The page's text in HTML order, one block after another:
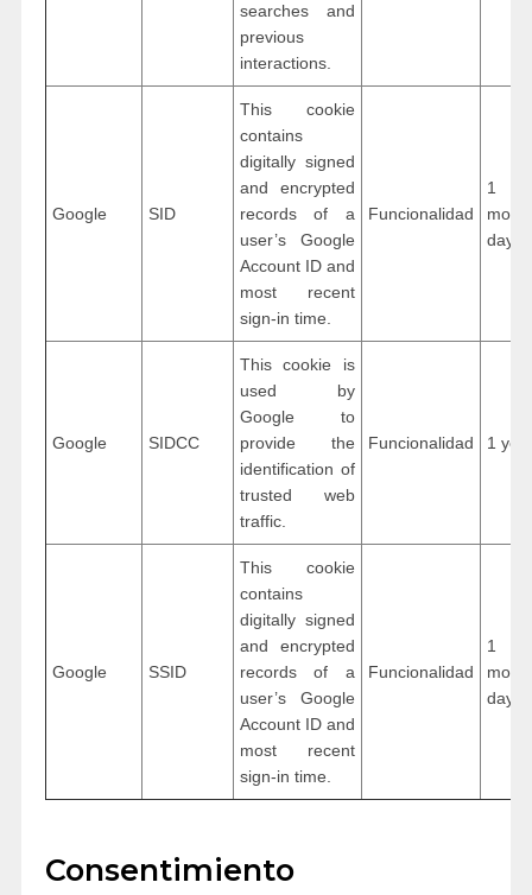
searches and
previous
interactions.
Google SID
This cookie
contains
digitally signed
and encrypted
records of a
user’s Google
Account ID and
most recent
sign-in time.
Funcionalidad
1
days
Google SIDCC
This cookie is
used by
Google to
provide the
identification of
trusted web
traffic.
Funcionalidad 1
Google SSID
This cookie
contains
digitally signed
and encrypted
records of a
user’s Google
Account ID and
most recent
sign-in time.
Funcionalidad
1
days
Consentimiento